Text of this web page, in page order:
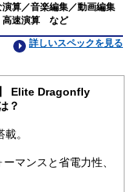
算／音楽編集／動画編集
高速演算 など
詳しいスペックを見る
Elite Dragonfly
？
。
マンスと省電力性、